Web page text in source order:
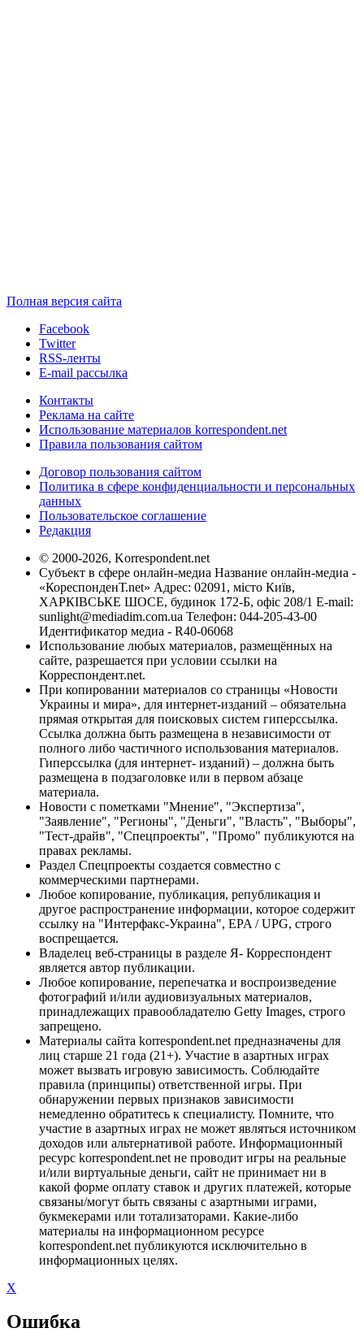
Полная версия сайта
Facebook
Twitter
RSS-ленты
E-mail рассылка
Контакты
Реклама на сайте
Использование материалов korrespondent.net
Правила пользования сайтом
Договор пользования сайтом
Политика в сфере конфиденциальности и персональных
данных
Пользовательское соглашение
Редакция
© 2000-2026, Korrespondent.net
Субъект в сфере онлайн-медиа Название онлайн-медиа -
«КореспонденТ.net» Адрес: 02091, місто Київ,
ХАРКІВСЬКЕ ШОСЕ, будинок 172-Б, офіс 208/1 E-mail:
sunlight@mediadim.com.ua Телефон: 044-205-43-00
Идентификатор медиа - R40-06068
Использование любых материалов, размещённых на
сайте, разрешается при условии ссылки на
Корреспондент.net.
При копировании материалов со страницы «Новости
Украины и мира», для интернет-изданий – обязательна
прямая открытая для поисковых систем гиперссылка.
Ссылка должна быть размещена в независимости от
полного либо частичного использования материалов.
Гиперссылка (для интернет- изданий) – должна быть
размещена в подзаголовке или в первом абзаце
материала.
Новости с пометками "Мнение", "Экспертиза",
"Заявление", "Регионы", "Деньги", "Власть", "Выборы",
"Тест-драйв", "Спецпроекты", "Промо" публикуются на
правах рекламы.
Раздел Спецпроекты создается совместно с
коммерческими партнерами.
Любое копирование, публикация, републикация и
другое распространение информации, которое содержит
ссылку на "Интерфакс-Украина", EPA / UPG, строго
воспрещается.
Владелец веб-страницы в разделе Я- Корреспондент
является автор публикации.
Любое копирование, перепечатка и воспроизведение
фотографий и/или аудиовизуальных материалов,
принадлежащих правообладателю Getty Images, строго
запрещено.
Материалы сайта korrespondent.net предназначены для
лиц старше 21 года (21+). Участие в азартных играх
может вызвать игровую зависимость. Соблюдайте
правила (принципы) ответственной игры. При
обнаружении первых признаков зависимости
немедленно обратитесь к специалисту. Помните, что
участие в азартных играх не может являться источником
доходов или альтернативой работе. Информационный
ресурс korrespondent.net не проводит игры на реальные
и/или виртуальные деньги, сайт не принимает ни в
какой форме оплату ставок и других платежей, которые
связаны/могут быть связаны с азартными играми,
букмекерами или тотализаторами. Какие-либо
материалы на информационном ресурсе
korrespondent.net публикуются исключительно в
информационных целях.
X
Ошибка